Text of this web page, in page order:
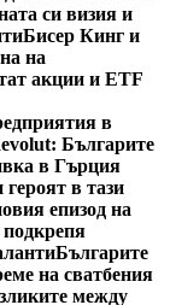
си визия и
Бисер Кинг и
на
акции и ETF
в
Българите
в Гърция
в тази
епизод на
Българите
на сватбения
между